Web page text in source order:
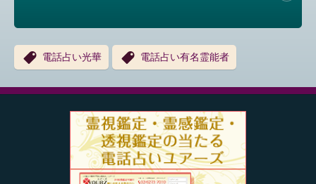
電話占い光華 電話占い有名霊能者